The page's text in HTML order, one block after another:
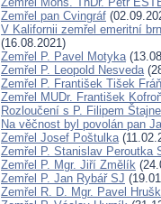
Zemřel pan Cvingráf
V Kalifornii zemřel emeritní
(16.08.2021)
Zemřel P. Pavel Motyka
Zemřel P. Leopold Nesveda
Zemřel P. František Tišek
Zemřel MUDr. František
Rozloučení s P. Filipem
Na věčnost byl povolán pan
Zemřel Josef Poštulka
Zemřel P. Stanislav Peroutka
Zemřel P. Mgr. Jiří Změlík
Zemřel P. Jan Rybář SJ
Zemřel R. D. Mgr. Pavel